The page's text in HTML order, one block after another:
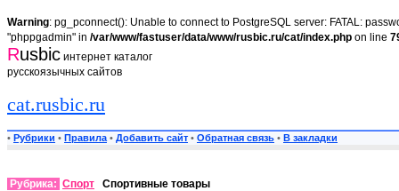
Warning: pg_pconnect(): Unable to connect to PostgreSQL server: FATAL:
"phppgadmin" in /var/www/fastuser/data/www/rusbic.ru/cat/index.php on line
Rusbic интернет каталог
русскоязычных сайтов
cat.rusbic.ru
• Рубрики • Правила • Добавить сайт • Обратная связь • В закладки
Рубрика: Спорт Спортивные товары